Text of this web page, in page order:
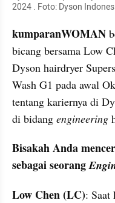
2024 . Foto: Dyson
kumparanWOMAN
bicang bersama Low
Dyson hairdryer
Wash G1 pada awal
tentang kariernya di
di bidang engineering
Bisakah Anda
sebagai seorang
Low Chen (LC): Saat